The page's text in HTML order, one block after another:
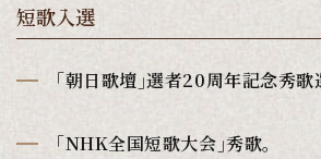
短歌入選
｢朝日歌壇｣選者20周年記念秀歌
｢NHK全国短歌大会｣秀歌。